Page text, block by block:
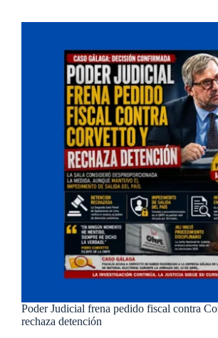
Poder Judicial frena pedido fiscal contra
rechaza detención